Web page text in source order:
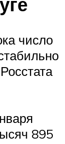
число
895